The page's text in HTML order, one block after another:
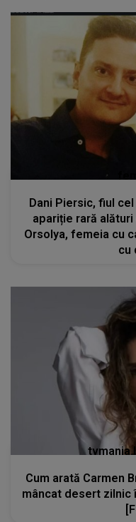
Dani Piersic, fiul
apariție rară
Orsolya, femeia cu
cu
Cum arată Carmen
mâncat desert zilnic